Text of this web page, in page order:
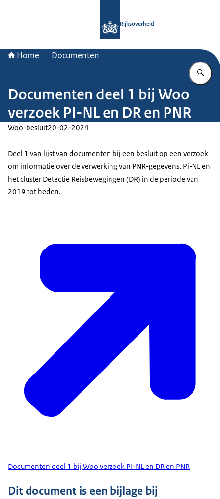
Rijksoverheid
Home Documenten
Documenten deel 1 bij Woo
verzoek PI-NL en DR en PNR
Woo-besluit20-02-2024
Deel 1 van lijst van documenten bij een besluit op een verzoek
om informatie over de verwerking van PNR-gegevens, Pi-NL en
het cluster Detectie Reisbewegingen (DR) in de periode van
2019 tot heden.
Documenten deel 1 bij Woo verzoek PI-NL en DR en PNR
Dit document is een bijlage bij